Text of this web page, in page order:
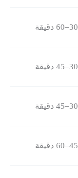
30–60 دقيقة
30–45 دقيقة
30–45 دقيقة
45–60 دقيقة